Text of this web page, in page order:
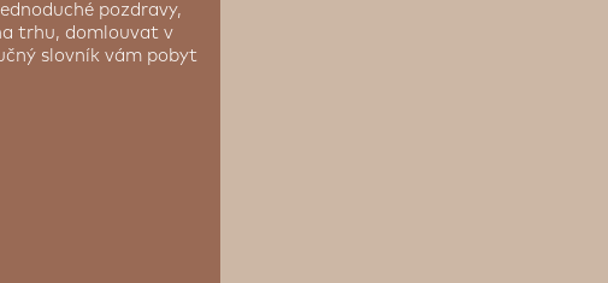
pozdravy,
trhu, domlouvat v
slovník vám pobyt